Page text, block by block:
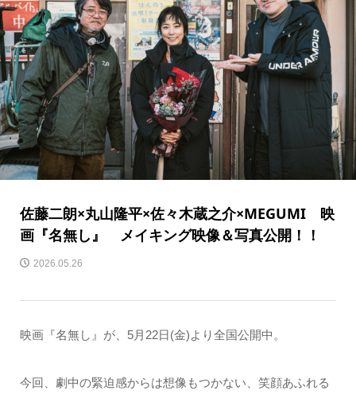
佐藤二朗×丸山隆平×佐々木蔵之介×MEGUMI 映
画『名無し』 メイキング映像＆写真公開！！
2026.05.26
映画『名無し』が、5月22日(金)より全国公開中。
今回、劇中の緊迫感からは想像もつかない、笑顔あふれる